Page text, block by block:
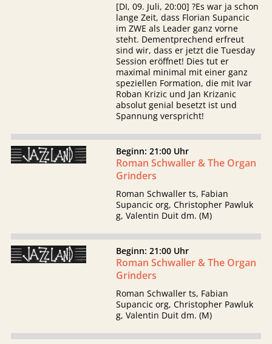
[DI, 09. Juli, 20:00] ?Es war ja schon
lange Zeit, dass Florian Supancic
im ZWE als Leader ganz vorne
steht. Dementprechend erfreut
sind wir, dass er jetzt die Tuesday
Session eröffnet! Dies tut er
maximal minimal mit einer ganz
speziellen Formation, die mit Ivar
Roban Krizic und Jan Krizanic
absolut genial besetzt ist und
Spannung verspricht!
Beginn: 21:00 Uhr
Roman Schwaller & The Organ
Grinders
Roman Schwaller ts, Fabian
Supancic org, Christopher Pawluk
g, Valentin Duit dm. (M)
Beginn: 21:00 Uhr
Roman Schwaller & The Organ
Grinders
Roman Schwaller ts, Fabian
Supancic org, Christopher Pawluk
g, Valentin Duit dm. (M)